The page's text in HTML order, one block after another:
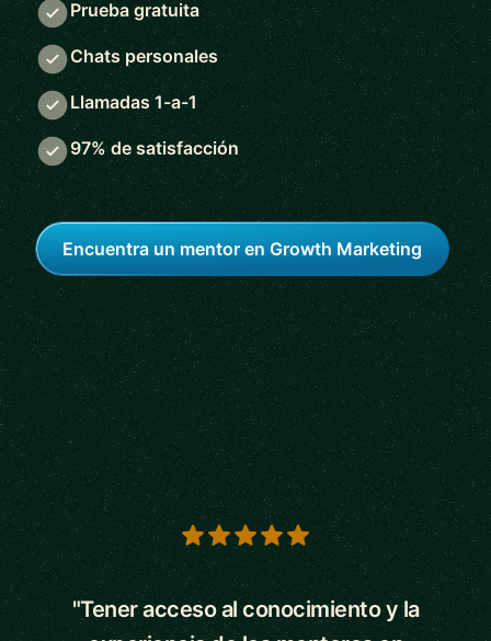
Prueba gratuita
Chats personales
Llamadas 1-a-1
97% de satisfacción
Encuentra un mentor en Growth Marketing
5 out of 5 stars
"Tener acceso al conocimiento y la